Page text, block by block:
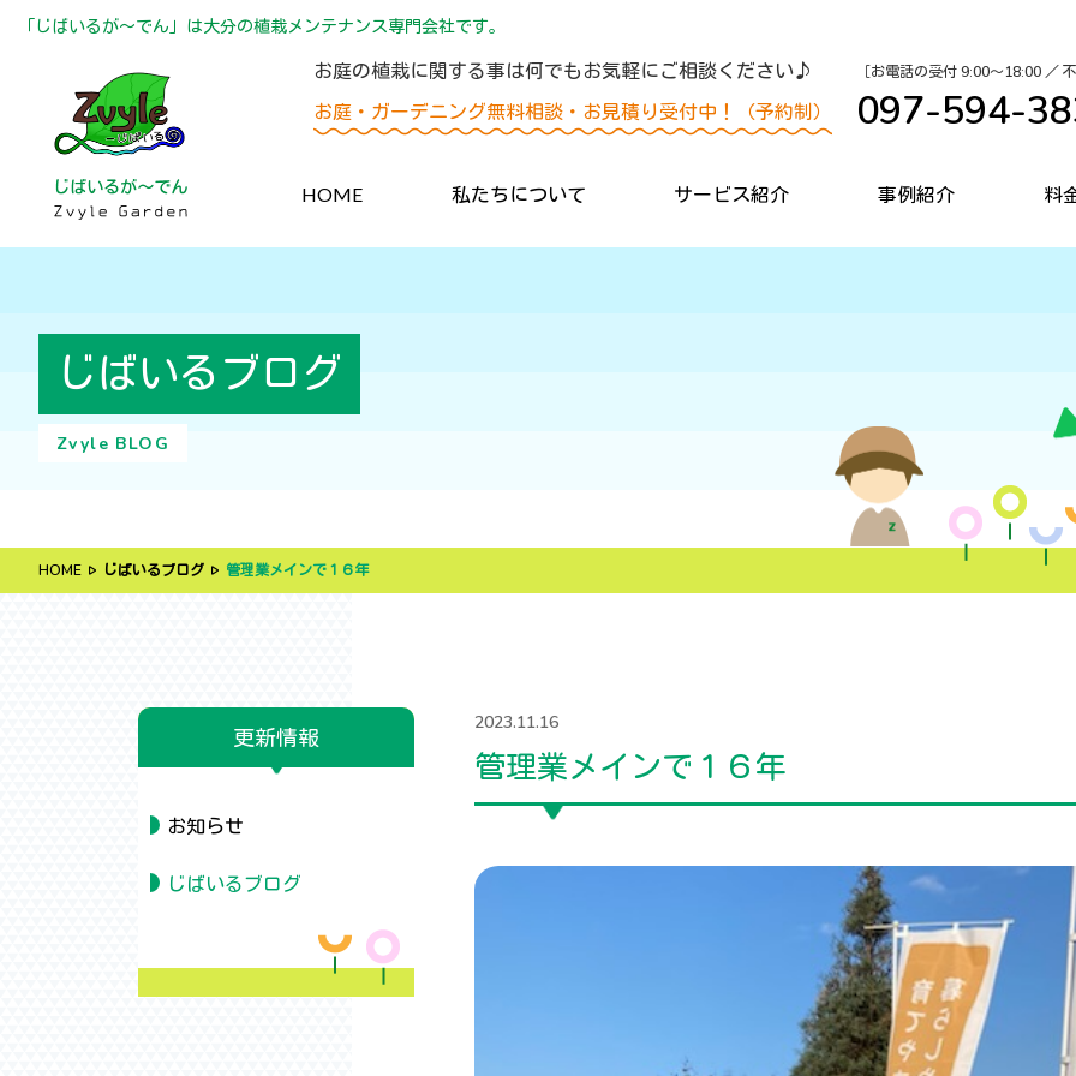
「じばいるが〜でん」は大分の植栽メンテナンス専門会社です。
お庭の植栽に関する事は何でもお気軽にご相談ください♪
お庭・ガーデニング無料相談・お見積り受付中！（予約制）
［お電話の受付 9:00〜18:00 ／
097-594-
HOME 私たちについて サービス紹介 事例紹介 料
じばいるブログ
Zvyle BLOG
HOME じばいるブログ 管理業メインで１６年
更新情報
お知らせ
じばいるブログ
2023.11.16
管理業メインで１６年